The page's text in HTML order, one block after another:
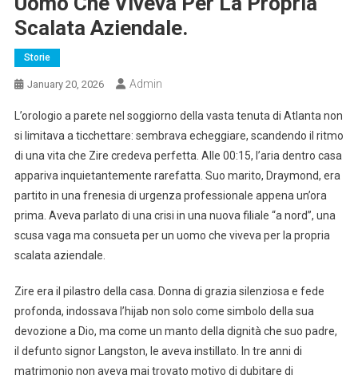
Scalata Aziendale.
Storie
January 20, 2026 Admin
L’orologio a parete nel soggiorno della vasta tenuta di Atlanta non
si limitava a ticchettare: sembrava echeggiare, scandendo il ritmo
di una vita che Zire credeva perfetta. Alle 00:15, l’aria dentro casa
appariva inquietantemente rarefatta. Suo marito, Draymond, era
partito in una frenesia di urgenza professionale appena un’ora
prima. Aveva parlato di una crisi in una nuova filiale “a nord”, una
scusa vaga ma consueta per un uomo che viveva per la propria
scalata aziendale.
Zire era il pilastro della casa. Donna di grazia silenziosa e fede
profonda, indossava l’hijab non solo come simbolo della sua
devozione a Dio, ma come un manto della dignità che suo padre,
il defunto signor Langston, le aveva instillato. In tre anni di
matrimonio non aveva mai trovato motivo di dubitare di